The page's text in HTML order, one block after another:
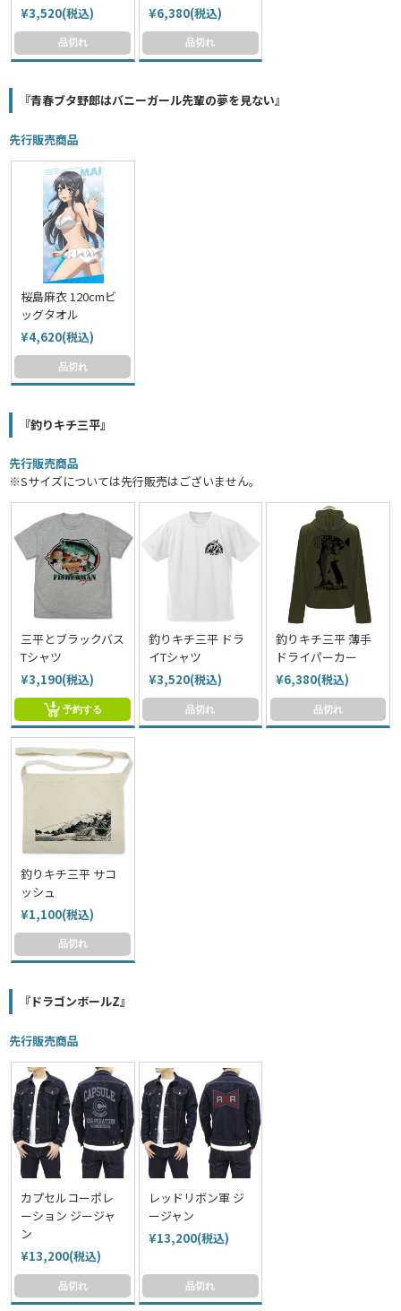
¥3,520(税込)
品切れ
¥6,380(税込)
品切れ
『青春ブタ野郎はバニーガール先輩の夢を見ない』
先行販売商品
桜島麻衣 120cmビ
ッグタオル
¥4,620(税込)
品切れ
『釣りキチ三平』
先行販売商品
※Sサイズについては先行販売はございません。
三平とブラックバス
Tシャツ
¥3,190(税込)
予約する
釣りキチ三平 ドラ
イTシャツ
¥3,520(税込)
品切れ
釣りキチ三平 薄手
ドライパーカー
¥6,380(税込)
品切れ
釣りキチ三平 サコ
ッシュ
¥1,100(税込)
品切れ
『ドラゴンボールZ』
先行販売商品
カプセルコーポレ
ーション ジージャ
ン
¥13,200(税込)
品切れ
レッドリボン軍 ジ
ージャン
¥13,200(税込)
品切れ